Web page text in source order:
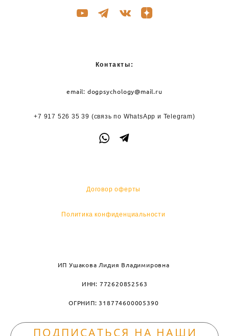
Контакты:
email: dogpsychology@mail.ru
+7 917 526 35 39 (связь по WhatsApp и Telegram)
Договор оферты
Политика конфиденциальности
ИП Ушакова Лидия Владимировна
ИНН: 772620852563
ОГРНИП: 318774600005390
ПОДПИСАТЬСЯ НА НАШИ